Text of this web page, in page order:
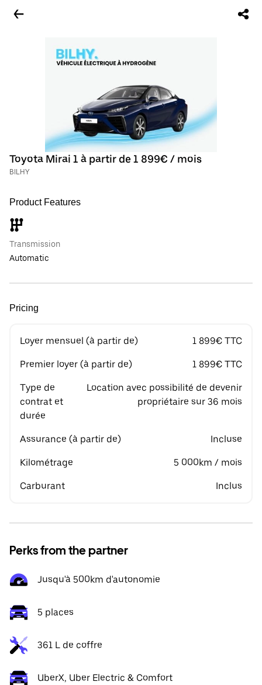
Toyota Mirai 1 à partir de 1 899€ / mois
BILHY
Product Features
Transmission
Automatic
Pricing
Loyer mensuel (à partir de) 1 899€ TTC
Premier loyer (à partir de) 1 899€ TTC
Type de
contrat et
durée
Location avec possibilité de devenir
propriétaire sur 36 mois
Assurance (à partir de) Incluse
Kilométrage 5 000km / mois
Carburant Inclus
Perks from the partner
Jusqu'à 500km d'autonomie
5 places
361 L de coffre
UberX, Uber Electric & Comfort